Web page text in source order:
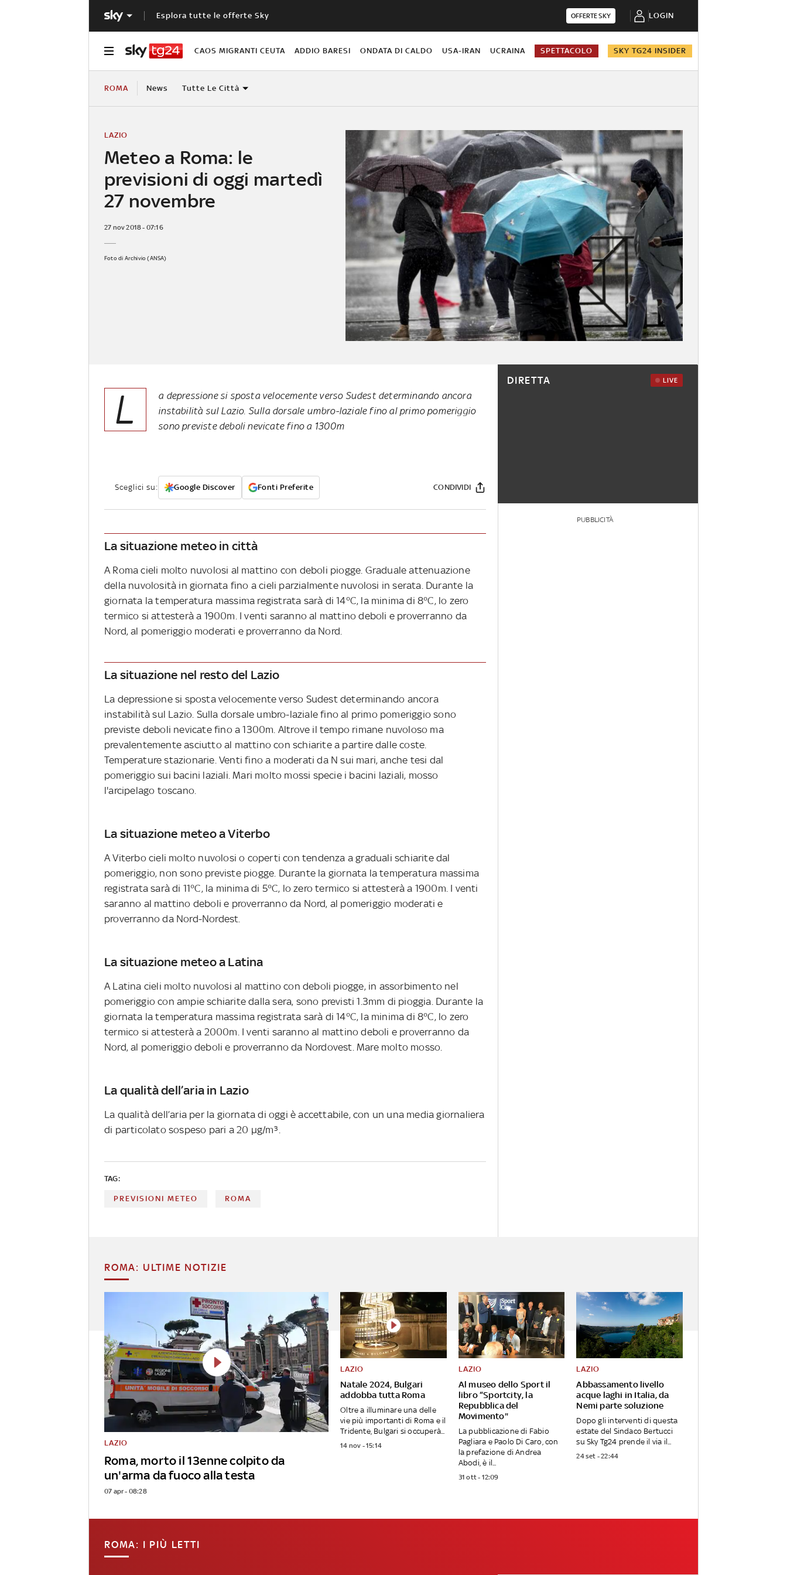
Esplora tutte le offerte Sky OFFERTE SKY LOGIN
CAOS MIGRANTI CEUTA ADDIO BARESI ONDATA DI CALDO USA-IRAN UCRAINA SPETTACOLO SKY TG24 INSIDER
ROMA News Tutte Le Città
Meteo a Roma: le
previsioni di oggi martedì
27 novembre
LAZIO
27 nov 2018 - 07:16
Foto di Archivio (ANSA)
L
a depressione si sposta velocemente verso Sudest determinando ancora
instabilità sul Lazio. Sulla dorsale umbro-laziale fino al primo pomeriggio
sono previste deboli nevicate fino a 1300m
Sceglici su: Google Discover Fonti Preferite CONDIVIDI
La situazione meteo in città
A Roma cieli molto nuvolosi al mattino con deboli piogge. Graduale attenuazione
della nuvolosità in giornata fino a cieli parzialmente nuvolosi in serata. Durante la
giornata la temperatura massima registrata sarà di 14°C, la minima di 8°C, lo zero
termico si attesterà a 1900m. I venti saranno al mattino deboli e proverranno da
Nord, al pomeriggio moderati e proverranno da Nord.
La situazione nel resto del Lazio
La depressione si sposta velocemente verso Sudest determinando ancora
instabilità sul Lazio. Sulla dorsale umbro-laziale fino al primo pomeriggio sono
previste deboli nevicate fino a 1300m. Altrove il tempo rimane nuvoloso ma
prevalentemente asciutto al mattino con schiarite a partire dalle coste.
Temperature stazionarie. Venti fino a moderati da N sui mari, anche tesi dal
pomeriggio sui bacini laziali. Mari molto mossi specie i bacini laziali, mosso
l'arcipelago toscano.
La situazione meteo a Viterbo
A Viterbo cieli molto nuvolosi o coperti con tendenza a graduali schiarite dal
pomeriggio, non sono previste piogge. Durante la giornata la temperatura massima
registrata sarà di 11°C, la minima di 5°C, lo zero termico si attesterà a 1900m. I venti
saranno al mattino deboli e proverranno da Nord, al pomeriggio moderati e
proverranno da Nord-Nordest.
La situazione meteo a Latina
A Latina cieli molto nuvolosi al mattino con deboli piogge, in assorbimento nel
pomeriggio con ampie schiarite dalla sera, sono previsti 1.3mm di pioggia. Durante la
giornata la temperatura massima registrata sarà di 14°C, la minima di 8°C, lo zero
termico si attesterà a 2000m. I venti saranno al mattino deboli e proverranno da
Nord, al pomeriggio deboli e proverranno da Nordovest. Mare molto mosso.
La qualità dell’aria in Lazio
La qualità dell’aria per la giornata di oggi è accettabile, con un una media giornaliera
di particolato sospeso pari a 20 µg/m³.
TAG:
PREVISIONI METEO ROMA
DIRETTA LIVE
PUBBLICITÀ
ROMA: ULTIME NOTIZIE
Roma, morto il 13enne colpito da
un'arma da fuoco alla testa
LAZIO
07 apr - 08:28
Natale 2024, Bulgari
addobba tutta Roma
LAZIO
Oltre a illuminare una delle
vie più importanti di Roma e il
Tridente, Bulgari si occuperà...
14 nov - 15:14
Al museo dello Sport il
libro “Sportcity, la
Repubblica del
Movimento"
LAZIO
La pubblicazione di Fabio
Pagliara e Paolo Di Caro, con
la prefazione di Andrea
Abodi, è il...
31 ott - 12:09
Abbassamento livello
acque laghi in Italia, da
Nemi parte soluzione
LAZIO
Dopo gli interventi di questa
estate del Sindaco Bertucci
su Sky Tg24 prende il via il...
24 set - 22:44
ROMA: I PIÙ LETTI